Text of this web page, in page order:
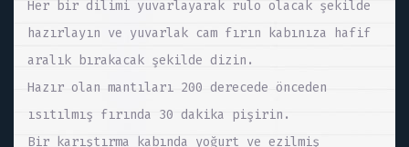
Her bir dilimi yuvarlayarak rulo olacak şekilde
hazırlayın ve yuvarlak cam fırın kabınıza hafif
aralık bırakacak şekilde dizin.
Hazır olan mantıları 200 derecede önceden
ısıtılmış fırında 30 dakika pişirin.
Bir karıştırma kabında yoğurt ve ezilmiş